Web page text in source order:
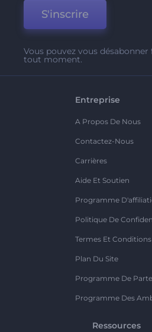
S'inscrire
Vous pouvez vous
tout moment.
Entreprise
A Propos De Nous
Contactez-Nous
Carrières
Aide Et Soutien
Programme
Politique De
Termes Et Conditions
Plan Du Site
Programme De
Programme Des
Ressources